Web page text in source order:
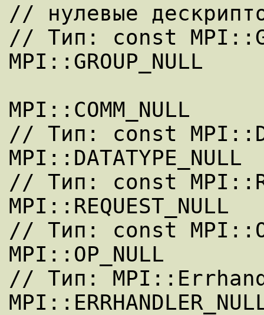
// нулевые
// Тип: const
MPI::GROUP_NULL
MPI::COMM_NULL
// Тип: const
// Тип: const
MPI::REQUEST_NULL
// Тип: const
MPI::OP_NULL
// Тип: